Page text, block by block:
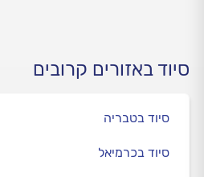
סיוד באזורים קרובים
סיוד בטבריה
סיוד בכרמיאל